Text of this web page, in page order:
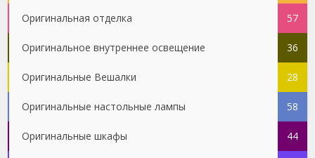
Оригинальная отделка 57
Оригинальное внутреннее освещение 36
Оригинальные Вешалки 28
Оригинальные настольные лампы 58
Оригинальные шкафы 44